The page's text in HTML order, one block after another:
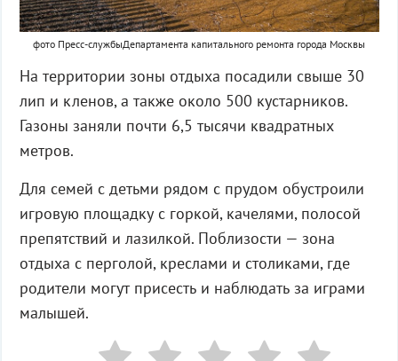
фото Пресс-службыДепартамента капитального ремонта города Москвы
На территории зоны отдыха посадили свыше 30
лип и кленов, а также около 500 кустарников.
Газоны заняли почти 6,5 тысячи квадратных
метров.
Для семей с детьми рядом с прудом обустроили
игровую площадку с горкой, качелями, полосой
препятствий и лазилкой. Поблизости — зона
отдыха с перголой, креслами и столиками, где
родители могут присесть и наблюдать за играми
малышей.